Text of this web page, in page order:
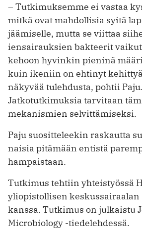
– Tutkimuksemme ei vastaa
mitkä ovat mahdollisia syitä
jäämiselle, mutta se viittaa
iensairauksien bakteerit
kehoon hyvinkin pieninä
kuin ikeniin on ehtinyt
näkyvää tulehdusta, pohtii Paju.
Jatkotutkimuksia tarvitaan
mekanismien selvittämiseksi.
Paju suositteleekin raskautta
naisia pitämään entistä
hampaistaan.
Tutkimus tehtiin yhteistyössä
yliopistollisen
kanssa. Tutkimus on julkaistu
Microbiology -tiedelehdessä.